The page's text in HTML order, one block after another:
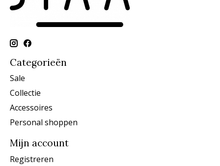
Categorieën
Sale
Collectie
Accessoires
Personal shoppen
Mijn account
Registreren